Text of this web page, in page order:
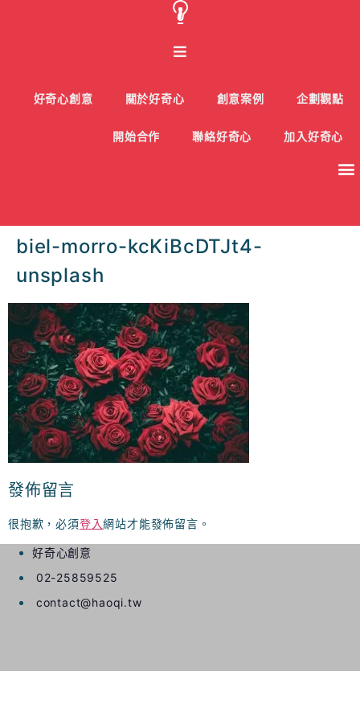
好奇心創意 關於好奇心 創意案例 企劃觀點
開始合作 聯絡好奇心 加入好奇心
biel-morro-kcKiBcDTJt4-
unsplash
發佈留言
很抱歉，必須登入網站才能發佈留言。
好奇心創意
02-25859525
contact@haoqi.tw